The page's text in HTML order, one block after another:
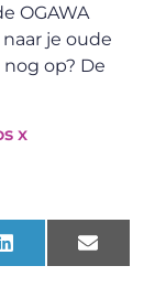
OGAWA
je oude
op? De
x
LinkedInEmail